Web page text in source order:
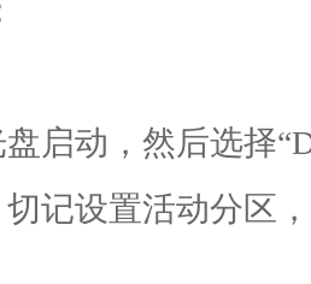
启动，然后选择
记设置活动分区